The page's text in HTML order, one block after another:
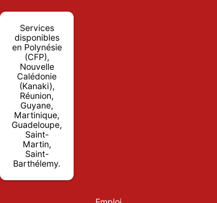
Services
disponibles
en Polynésie
(CFP),
Nouvelle
Calédonie
(Kanaki),
Réunion,
Guyane,
Martinique,
Guadeloupe,
Saint-
Martin,
Saint-
Barthélemy.